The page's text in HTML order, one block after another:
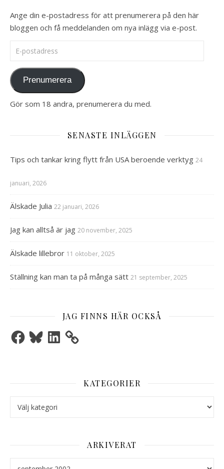
Ange din e-postadress för att prenumerera på den här
bloggen och få meddelanden om nya inlägg via e-post.
E-postadress
Prenumerera
Gör som 18 andra, prenumerera du med.
SENASTE INLÄGGEN
Tips och tankar kring flytt från USA beroende verktyg 24
januari, 2026
Älskade Julia 22 januari, 2026
Jag kan alltså är jag 20 november, 2025
Älskade lillebror 11 oktober, 2025
Ställning kan man ta på många sätt 21 september, 2025
JAG FINNS HÄR OCKSÅ
FacebookBlueskyLinkedIn
KATEGORIER
ARKIVERAT